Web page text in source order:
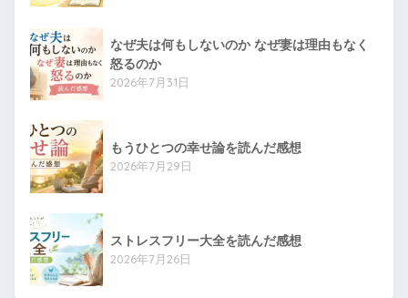
なぜ夫は何もしないのか なぜ妻は理由もなく
怒るのか
2026年7月31日
もうひとつの幸せ論を読んだ感想
2026年7月29日
ストレスフリー大全を読んだ感想
2026年7月26日